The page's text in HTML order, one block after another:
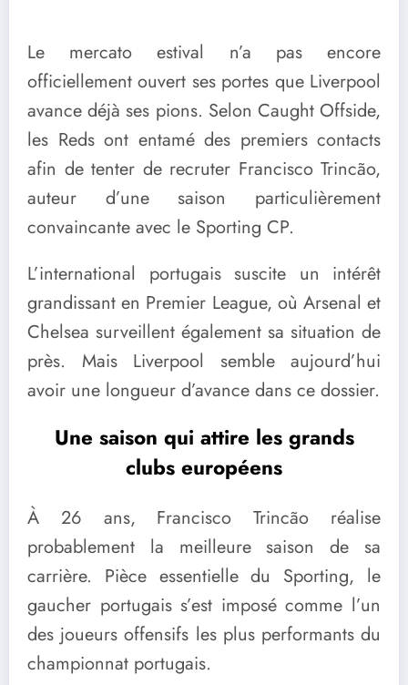
Le mercato estival n’a pas encore
officiellement ouvert ses portes que Liverpool
avance déjà ses pions. Selon Caught Offside,
les Reds ont entamé des premiers contacts
afin de tenter de recruter Francisco Trincão,
auteur d’une saison particulièrement
convaincante avec le Sporting CP.
L’international portugais suscite un intérêt
grandissant en Premier League, où Arsenal et
Chelsea surveillent également sa situation de
près. Mais Liverpool semble aujourd’hui
avoir une longueur d’avance dans ce dossier.
Une saison qui attire les grands
clubs européens
À 26 ans, Francisco Trincão réalise
probablement la meilleure saison de sa
carrière. Pièce essentielle du Sporting, le
gaucher portugais s’est imposé comme l’un
des joueurs offensifs les plus performants du
championnat portugais.